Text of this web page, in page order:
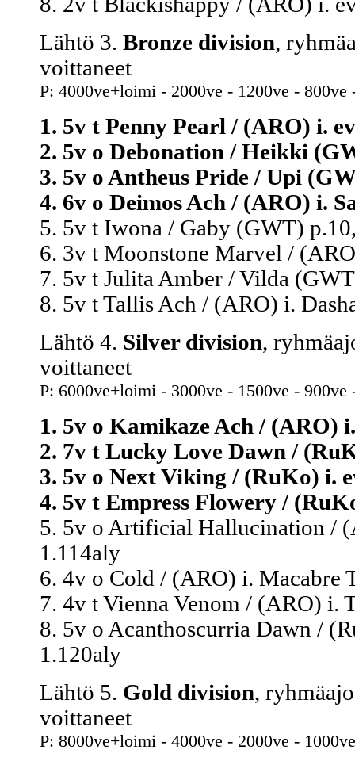
Lähtö 3. Bronze division,
voittaneet
P: 4000ve+loimi - 2000ve - 1200ve - 800ve
1. 5v t Penny Pearl / (ARO) i.
2. 5v o Debonation / Heikki
3. 5v o Antheus Pride / Upi
4. 6v o Deimos Ach / (ARO) i.
5. 5v t Iwona / Gaby (GWT)
6. 3v t Moonstone Marvel /
7. 5v t Julita Amber / Vilda
8. 5v t Tallis Ach / (ARO) i.
Lähtö 4. Silver division,
voittaneet
P: 6000ve+loimi - 3000ve - 1500ve - 900ve
1. 5v o Kamikaze Ach / (ARO)
2. 7v t Lucky Love Dawn /
3. 5v o Next Viking / (RuKo) i.
4. 5v t Empress Flowery /
5. 5v o Artificial Hallucination /
1.114aly
6. 4v o Cold / (ARO) i. Macabre
7. 4v t Vienna Venom / (ARO) i.
8. 5v o Acanthoscurria Dawn /
1.120aly
Lähtö 5. Gold division,
voittaneet
P: 8000ve+loimi - 4000ve - 2000ve -